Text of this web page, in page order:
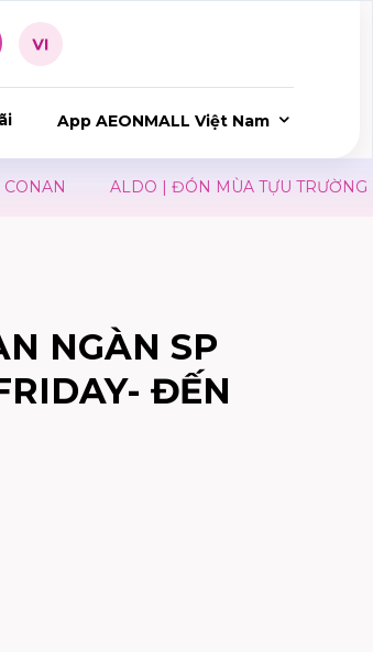
App AEONMALL Việt Nam
ALDO | ĐÓN MÙA TỰU TRƯỜNG
NGÀN SP
ĐẾN